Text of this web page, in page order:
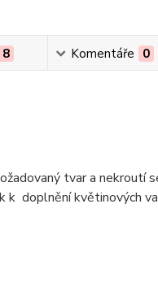
8 Komentáře 0
tvar a nekroutí
k doplnění květinových